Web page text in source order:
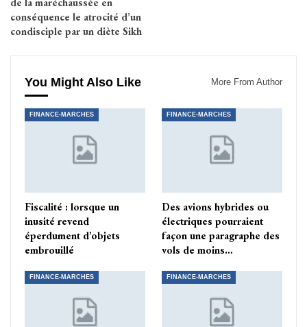
conséquence le atrocité d’un
condisciple par un diète Sikh
You Might Also Like More From Author
FINANCE-MARCHES
Fiscalité : lorsque un
inusité revend
éperdument d’objets
embrouillé
FINANCE-MARCHES
Des avions hybrides ou
électriques pourraient
façon une paragraphe des
vols de moins…
FINANCE-MARCHES FINANCE-MARCHES